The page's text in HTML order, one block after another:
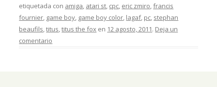
etiquetada con amiga, atari st, cpc, eric zmiro,francis
fournier, game boy, game boy color, lagaf, pc, stephan
beaufils,titus,titus the fox en 12 agosto, 2011. Deja un
comentario